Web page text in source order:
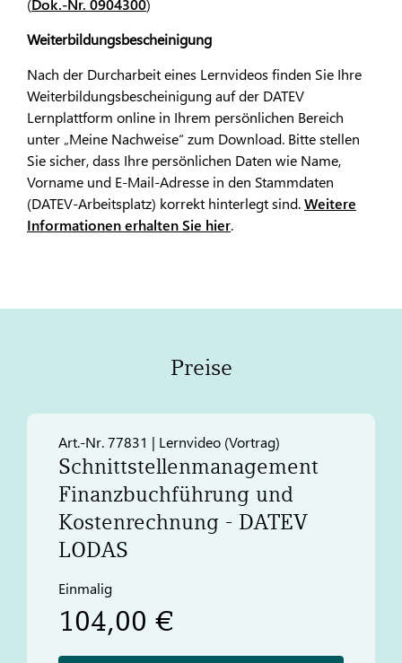
(Dok.-Nr. 0904300)
Weiterbildungsbescheinigung
Nach der Durcharbeit eines Lernvideos finden Sie Ihre
Weiterbildungsbescheinigung auf der DATEV
Lernplattform online in Ihrem persönlichen Bereich
unter „Meine Nachweise“ zum Download. Bitte stellen
Sie sicher, dass Ihre persönlichen Daten wie Name,
Vorname und E-Mail-Adresse in den Stammdaten
(DATEV-Arbeitsplatz) korrekt hinterlegt sind.Weitere
Informationen erhalten Sie hier.
Preise
Art.-Nr. 77831 | Lernvideo (Vortrag)
Schnittstellenmanagement
Finanzbuchführung und
Kostenrechnung - DATEV
LODAS
Einmalig
104,00 €